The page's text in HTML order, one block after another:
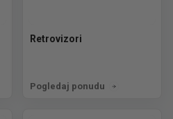
Retrovizori
Pogledaj ponudu